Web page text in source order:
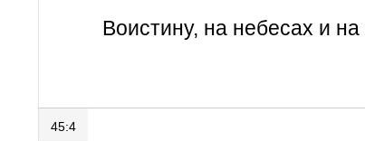
Воистину, на небесах и
45:4